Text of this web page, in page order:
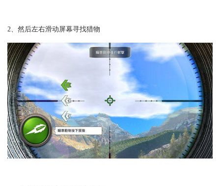
2、然后左右滑动屏幕寻找猎物